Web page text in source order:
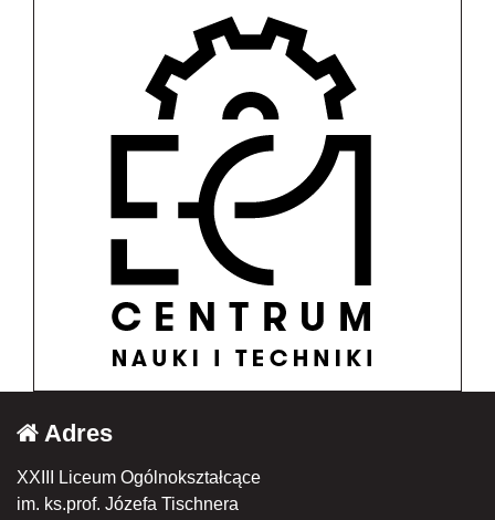
Adres
XXIII Liceum Ogólnokształcące
im. ks.prof. Józefa Tischnera